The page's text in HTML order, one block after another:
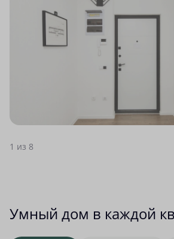
1 из 8
Умный дом в каждой